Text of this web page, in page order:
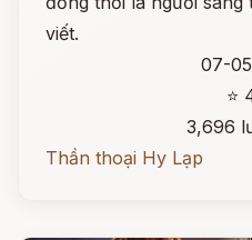
viết.
07-
⭐
3,696
Thần thoại Hy Lạp